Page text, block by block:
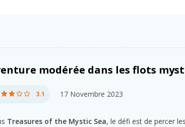
modérée dans les flots
3.1 17 Novembre 2023
Treasures of the Mystic Sea, le défi est de percer